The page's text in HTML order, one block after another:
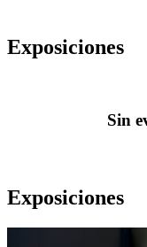
Exposiciones
Sin
Exposiciones